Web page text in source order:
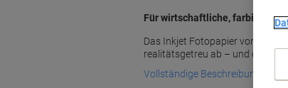
Für wirtschaftliche,
Das Inkjet Fotopapier von HP
realitätsgetreu ab – und das
Vollständige Beschreibung lesen